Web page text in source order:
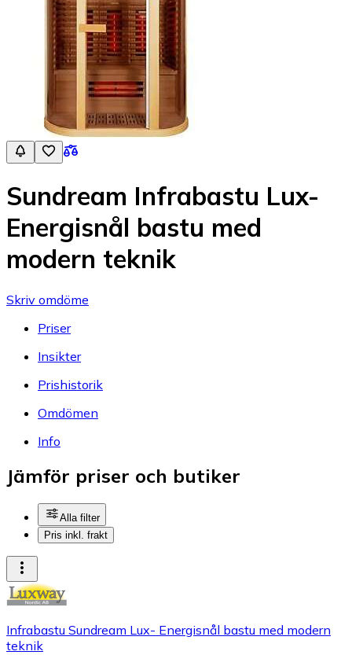
Sundream Infrabastu Lux-
Energisnål bastu med
modern teknik
Skriv omdöme
Priser
Insikter
Prishistorik
Omdömen
Info
Jämför priser och butiker
Alla filter
Pris inkl. frakt
Infrabastu Sundream Lux- Energisnål bastu med modern
teknik